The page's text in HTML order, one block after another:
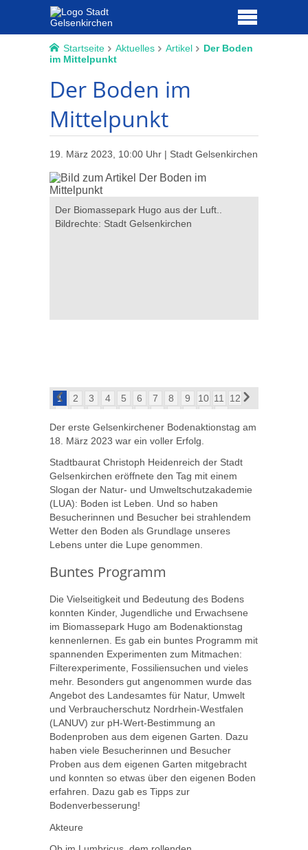
Startseite Aktuelles Artikel
Der Boden
im Mittelpunkt
Der Boden im
Mittelpunkt
19. März 2023, 10:00 Uhr | Stadt Gelsenkirchen
Der Biomassepark Hugo aus der Luft..
Bildrechte: Stadt Gelsenkirchen
1 2 3 4 5 6 7 8 9 10 11
12
Der erste Gelsenkirchener Bodenaktionstag am
18. März 2023 war ein voller Erfolg.
Stadtbaurat Christoph Heidenreich der Stadt
Gelsenkirchen eröffnete den Tag mit einem
Slogan der Natur- und Umweltschutzakademie
(LUA): Boden ist Leben. Und so haben
Besucherinnen und Besucher bei strahlendem
Wetter den Boden als Grundlage unseres
Lebens unter die Lupe genommen.
Buntes Programm
Die Vielseitigkeit und Bedeutung des Bodens
konnten Kinder, Jugendliche und Erwachsene
im Biomassepark Hugo am Bodenaktionstag
kennenlernen. Es gab ein buntes Programm mit
spannenden Experimenten zum Mitmachen:
Filterexperimente, Fossiliensuchen und vieles
mehr. Besonders gut angenommen wurde das
Angebot des Landesamtes für Natur, Umwelt
und Verbraucherschutz Nordrhein-Westfalen
(LANUV) zur pH-Wert-Bestimmung an
Bodenproben aus dem eigenen Garten. Dazu
haben viele Besucherinnen und Besucher
Proben aus dem eigenen Garten mitgebracht
und konnten so etwas über den eigenen Boden
erfahren. Dazu gab es Tipps zur
Bodenverbesserung!
Akteure